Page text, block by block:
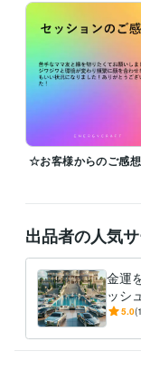
現在、多くのお客様
の個別指定は承ってお
開始のご連絡メールを
間となります。
✧ ご予約は承ってな
メニューに記載され
ご本人様だけでなく
す。
大切な方々の波動調
経験職種
医療・介護 / 医師
☆お客様からのご感
出品者の人気
金運
ッシ
✨ 5.0